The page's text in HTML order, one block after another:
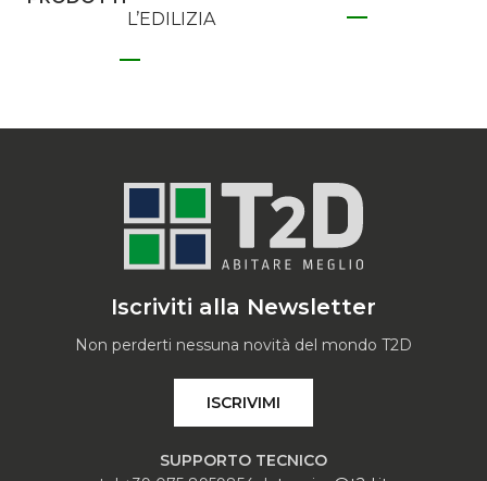
L’EDILIZIA
Iscriviti alla Newsletter
Non perderti nessuna novità del mondo T2D
ISCRIVIMI
SUPPORTO TECNICO